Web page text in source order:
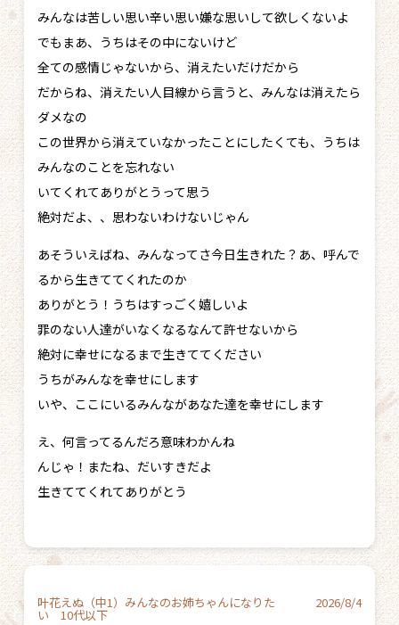
みんなは苦しい思い辛い思い嫌な思いして欲しくないよ
でもまあ、うちはその中にないけど
全ての感情じゃないから、消えたいだけだから
だからね、消えたい人目線から言うと、みんなは消えたら
ダメなの
この世界から消えていなかったことにしたくても、うちは
みんなのことを忘れない
いてくれてありがとうって思う
絶対だよ、、思わないわけないじゃん
あそういえばね、みんなってさ今日生きれた？あ、呼んで
るから生きててくれたのか
ありがとう！うちはすっごく嬉しいよ
罪のない人達がいなくなるなんて許せないから
絶対に幸せになるまで生きててください
うちがみんなを幸せにします
いや、ここにいるみんながあなた達を幸せにします
え、何言ってるんだろ意味わかんね
んじゃ！またね、だいすきだよ
生きててくれてありがとう
叶花えぬ（中1）みんなのお姉ちゃんになりた
い 10代以下
2026/8/4